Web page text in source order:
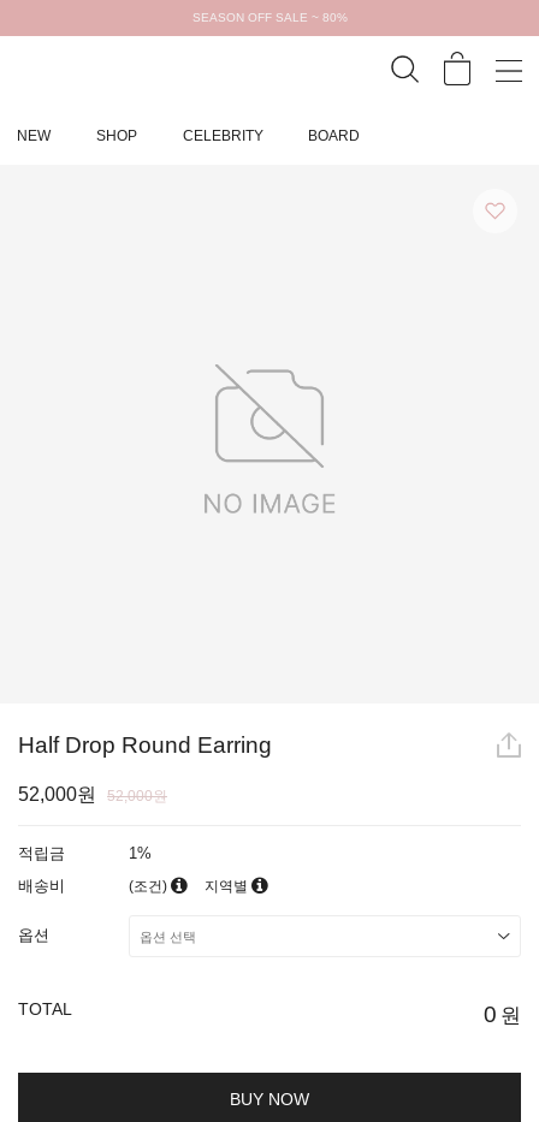
SEASON OFF SALE ~ 80%
NEW SHOP CELEBRITY BOARD
Half Drop Round Earring
52,000원 52,000원
적립금
1%
배송비
(조건) 지역별
옵션
TOTAL 0 원
BUY NOW